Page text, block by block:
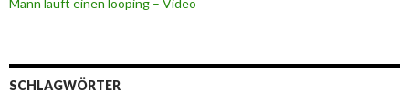
Mann läuft einen looping – Video
SCHLAGWÖRTER